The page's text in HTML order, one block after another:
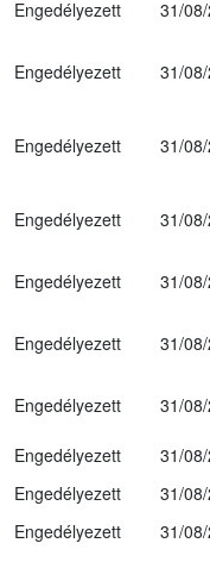
Engedélyezett
31/
Engedélyezett 31/
Engedélyezett 31/
Engedélyezett 31/
Engedélyezett
31/
Engedélyezett 31/
Engedélyezett
31/
Engedélyezett
31/
Engedélyezett
31/
Engedélyezett 31/